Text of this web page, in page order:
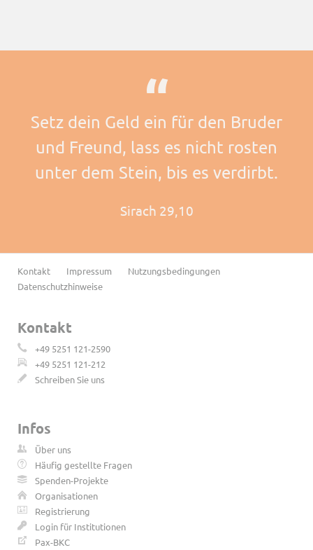
Setz dein Geld ein für den Bruder
und Freund, lass es nicht rosten
unter dem Stein, bis es verdirbt.
Sirach 29,10
Navigation
überspringen
Kontakt Impressum
Nutzungsbedingungen
Datenschutzhinweise
Kontakt
+49 5251 121-2590
+49 5251 121-212
Schreiben Sie uns
Infos
Über uns
Häufig gestellte Fragen
Spenden-Projekte
Organisationen
Registrierung
Login für Institutionen
Pax-BKC